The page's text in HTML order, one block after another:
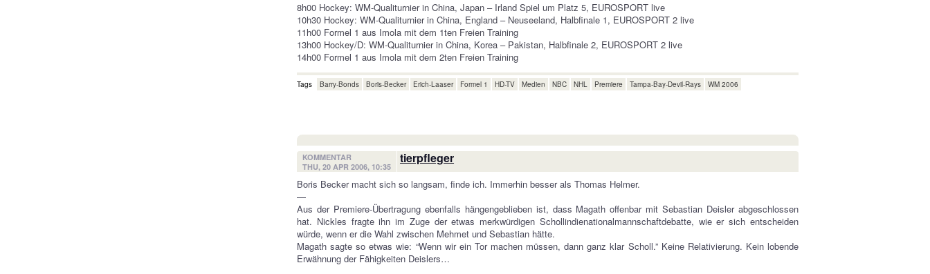
8h00 Hockey: WM-Qualiturnier in China, Japan – Irland Spiel um Platz 5, EUROSPORT live
10h30 Hockey: WM-Qualiturnier in China, England – Neuseeland, Halbfinale 1, EUROSPORT 2 live
11h00 Formel 1 aus Imola mit dem 1ten Freien Training
13h00 Hockey/D: WM-Qualiturnier in China, Korea – Pakistan, Halbfinale 2, EUROSPORT 2 live
14h00 Formel 1 aus Imola mit dem 2ten Freien Training
Tags Barry-Bonds Boris-Becker Erich-Laaser Formel 1 HD-TV Medien NBC NHL Premiere Tampa-Bay-Devil-Rays WM 2006
KOMMENTAR
THU, 20 APR 2006, 10:35
tierpfleger
Boris Becker macht sich so langsam, finde ich. Immerhin besser als Thomas Helmer.
—
Aus der Premiere-Übertragung ebenfalls hängengeblieben ist, dass Magath offenbar mit Sebastian Deisler abgeschlossen
hat. Nickles fragte ihn im Zuge der etwas merkwürdigen Schollindienationalmannschaftdebatte, wie er sich entscheiden
würde, wenn er die Wahl zwischen Mehmet und Sebastian hätte.
Magath sagte so etwas wie: “Wenn wir ein Tor machen müssen, dann ganz klar Scholl.” Keine Relativierung. Kein lobende
Erwähnung der Fähigkeiten Deislers…